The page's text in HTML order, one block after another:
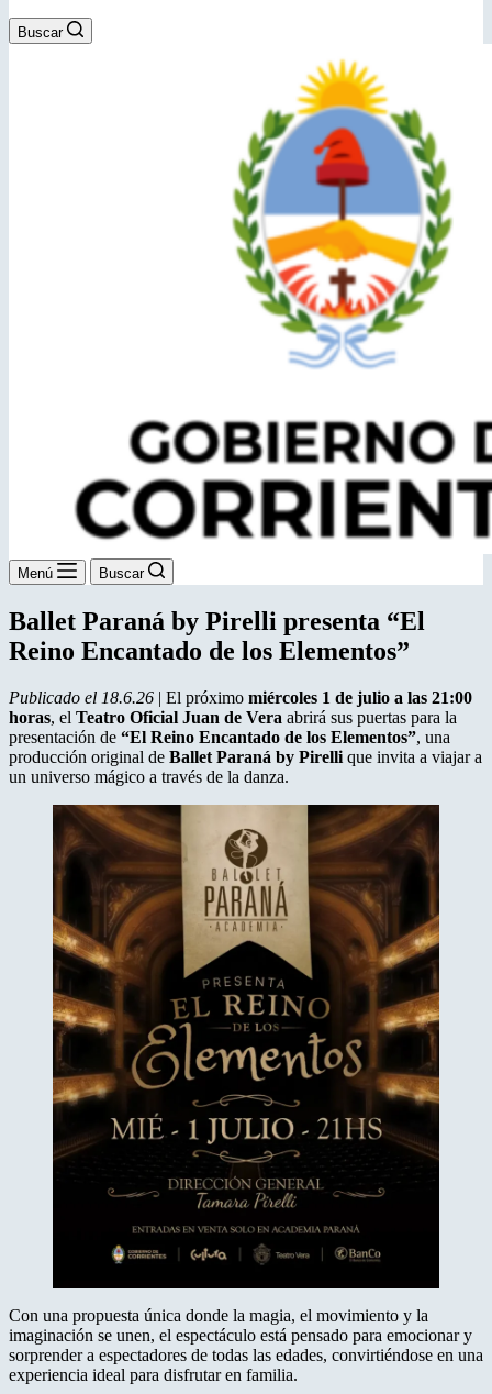
Buscar
Menú Buscar
Ballet Paraná by Pirelli presenta “El
Reino Encantado de los Elementos”
Publicado el 18.6.26 | El próximo miércoles 1 de julio a las 21:00
horas, el Teatro Oficial Juan de Vera abrirá sus puertas para la
presentación de “El Reino Encantado de los Elementos”, una
producción original de Ballet Paraná by Pirelli que invita a viajar a
un universo mágico a través de la danza.
Con una propuesta única donde la magia, el movimiento y la
imaginación se unen, el espectáculo está pensado para emocionar y
sorprender a espectadores de todas las edades, convirtiéndose en una
experiencia ideal para disfrutar en familia.